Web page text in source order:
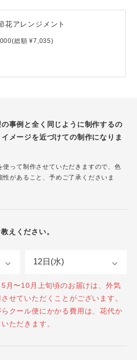
花アレンジメント
総額 ¥7,035)
事例と全く同じように制作するの
メージを近づけての制作になりま
使って制作させていただきますので、色
があること、予めご了承くださいま
えください。
月〜10月上旬頃のお届けは、外気
せていただくことがございます。
クール便にかかる費用は、花代か
ただきます。